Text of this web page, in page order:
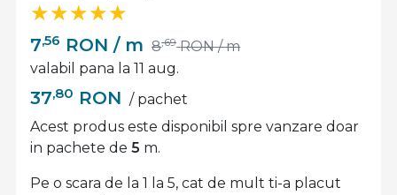
7,56 RON / m 8,69 RON / m
valabil pana la 11 aug.
37,80 RON / pachet
Acest produs este disponibil spre vanzare doar
in pachete de 5 m.
Pe o scara de la 1 la 5, cat de mult ti-a placut